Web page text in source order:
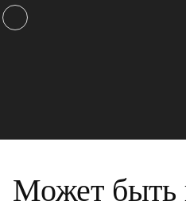
Может быть